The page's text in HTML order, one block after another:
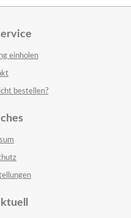
einholen
bestellen?